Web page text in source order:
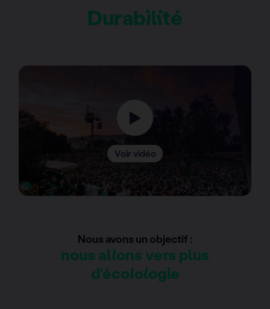
Durabilité
Voir vidéo
Nous avons un objectif :
nous allons vers plus
d’écolologie